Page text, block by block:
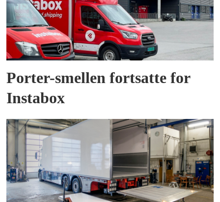
Porter-smellen fortsatte for
Instabox